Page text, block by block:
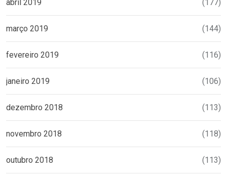
abril 2019 (177)
março 2019 (144)
fevereiro 2019 (116)
janeiro 2019 (106)
dezembro 2018 (113)
novembro 2018 (118)
outubro 2018 (113)